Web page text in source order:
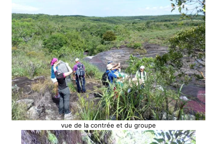
vue de la contrée et du groupe